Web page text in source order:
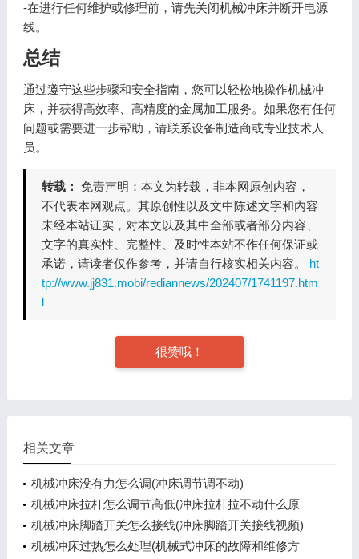
-在进行任何维护或修理前，请先关闭机械冲床并断开电源
线。
总结
通过遵守这些步骤和安全指南，您可以轻松地操作机械冲
床，并获得高效率、高精度的金属加工服务。如果您有任何
问题或需要进一步帮助，请联系设备制造商或专业技术人
员。
转载： 免责声明：本文为转载，非本网原创内容，
不代表本网观点。其原创性以及文中陈述文字和内容
未经本站证实，对本文以及其中全部或者部分内容、
文字的真实性、完整性、及时性本站不作任何保证或
承诺，请读者仅作参考，并请自行核实相关内容。 ht
tp://www.jj831.mobi/rediannews/202407/1741197.htm
l
很赞哦！
相关文章
机械冲床没有力怎么调(冲床调节调不动)
机械冲床拉杆怎么调节高低(冲床拉杆拉不动什么原
因)
机械冲床脚踏开关怎么接线(冲床脚踏开关接线视频)
机械冲床过热怎么处理(机械式冲床的故障和维修方